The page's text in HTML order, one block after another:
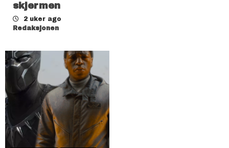
skjermen
2 uker ago
Redaksjonen